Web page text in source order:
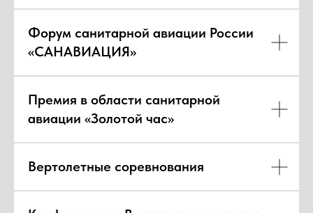
Форум санитарной авиации России
«САНАВИАЦИЯ»
Премия в области санитарной
авиации «Золотой час»
Вертолетные соревнования